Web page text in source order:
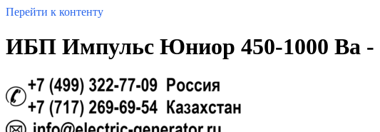
Перейти к контенту
ИБП Импульс Юниор 450-1000 Ва -